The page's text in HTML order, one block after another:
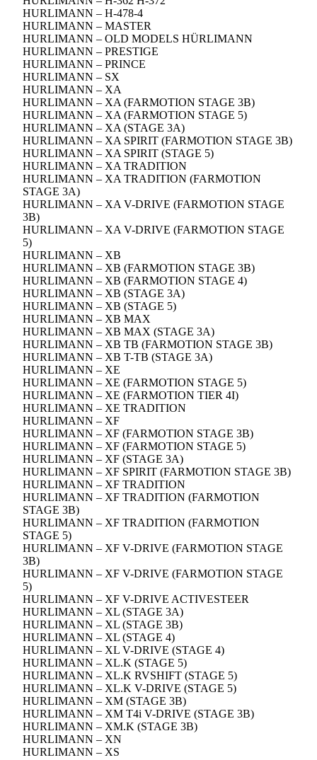
HURLIMANN – H-478-4
HURLIMANN – MASTER
HURLIMANN – OLD MODELS HÜRLIMANN
HURLIMANN – PRESTIGE
HURLIMANN – PRINCE
HURLIMANN – SX
HURLIMANN – XA
HURLIMANN – XA (FARMOTION STAGE 3B)
HURLIMANN – XA (FARMOTION STAGE 5)
HURLIMANN – XA (STAGE 3A)
HURLIMANN – XA SPIRIT (FARMOTION STAGE 3B)
HURLIMANN – XA SPIRIT (STAGE 5)
HURLIMANN – XA TRADITION
HURLIMANN – XA TRADITION (FARMOTION
STAGE 3A)
HURLIMANN – XA V-DRIVE (FARMOTION STAGE
3B)
HURLIMANN – XA V-DRIVE (FARMOTION STAGE
5)
HURLIMANN – XB
HURLIMANN – XB (FARMOTION STAGE 3B)
HURLIMANN – XB (FARMOTION STAGE 4)
HURLIMANN – XB (STAGE 3A)
HURLIMANN – XB (STAGE 5)
HURLIMANN – XB MAX
HURLIMANN – XB MAX (STAGE 3A)
HURLIMANN – XB TB (FARMOTION STAGE 3B)
HURLIMANN – XB T-TB (STAGE 3A)
HURLIMANN – XE
HURLIMANN – XE (FARMOTION STAGE 5)
HURLIMANN – XE (FARMOTION TIER 4I)
HURLIMANN – XE TRADITION
HURLIMANN – XF
HURLIMANN – XF (FARMOTION STAGE 3B)
HURLIMANN – XF (FARMOTION STAGE 5)
HURLIMANN – XF (STAGE 3A)
HURLIMANN – XF SPIRIT (FARMOTION STAGE 3B)
HURLIMANN – XF TRADITION
HURLIMANN – XF TRADITION (FARMOTION
STAGE 3B)
HURLIMANN – XF TRADITION (FARMOTION
STAGE 5)
HURLIMANN – XF V-DRIVE (FARMOTION STAGE
3B)
HURLIMANN – XF V-DRIVE (FARMOTION STAGE
5)
HURLIMANN – XF V-DRIVE ACTIVESTEER
HURLIMANN – XL (STAGE 3A)
HURLIMANN – XL (STAGE 3B)
HURLIMANN – XL (STAGE 4)
HURLIMANN – XL V-DRIVE (STAGE 4)
HURLIMANN – XL.K (STAGE 5)
HURLIMANN – XL.K RVSHIFT (STAGE 5)
HURLIMANN – XL.K V-DRIVE (STAGE 5)
HURLIMANN – XM (STAGE 3B)
HURLIMANN – XM T4i V-DRIVE (STAGE 3B)
HURLIMANN – XM.K (STAGE 3B)
HURLIMANN – XN
HURLIMANN – XS